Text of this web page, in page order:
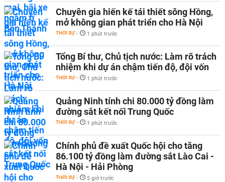
Chuyên gia hiến kế tái thiết sông Hồng,
mở không gian phát triển cho Hà Nội
THỜI SỰ - 1 phút trước
Tổng Bí thư, Chủ tịch nước: Làm rõ trách
nhiệm khi dự án chậm tiến độ, đội vốn
THỜI SỰ - 1 phút trước
Quảng Ninh tính chi 80.000 tỷ đồng làm
đường sắt kết nối Trung Quốc
THỜI SỰ - 1 phút trước
Chính phủ đề xuất Quốc hội cho tăng
86.100 tỷ đồng làm đường sắt Lào Cai -
Hà Nội - Hải Phòng
THỜI SỰ - 5 giờ trước